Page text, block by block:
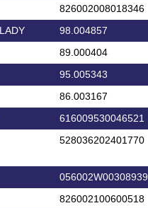
826002008018346
98.004857
89.000404
95.005343
86.003167
616009530046521
528036202401770
056002W00308939
826002100600518